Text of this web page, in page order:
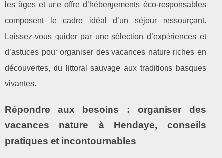
les âges et une offre d’hébergements éco-responsables
composent le cadre idéal d’un séjour ressourçant.
Laissez-vous guider par une sélection d’expériences et
d’astuces pour organiser des vacances nature riches en
découvertes, du littoral sauvage aux traditions basques
vivantes.
Répondre aux besoins : organiser des
vacances nature à Hendaye, conseils
pratiques et incontournables